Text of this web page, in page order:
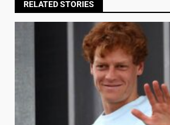
RELATED STORIES